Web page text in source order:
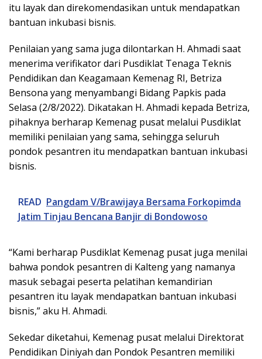
itu layak dan direkomendasikan untuk mendapatkan
bantuan inkubasi bisnis.
Penilaian yang sama juga dilontarkan H. Ahmadi saat
menerima verifikator dari Pusdiklat Tenaga Teknis
Pendidikan dan Keagamaan Kemenag RI, Betriza
Bensona yang menyambangi Bidang Papkis pada
Selasa (2/8/2022). Dikatakan H. Ahmadi kepada Betriza,
pihaknya berharap Kemenag pusat melalui Pusdiklat
memiliki penilaian yang sama, sehingga seluruh
pondok pesantren itu mendapatkan bantuan inkubasi
bisnis.
READ Pangdam V/Brawijaya Bersama Forkopimda
Jatim Tinjau Bencana Banjir di Bondowoso
“Kami berharap Pusdiklat Kemenag pusat juga menilai
bahwa pondok pesantren di Kalteng yang namanya
masuk sebagai peserta pelatihan kemandirian
pesantren itu layak mendapatkan bantuan inkubasi
bisnis,” aku H. Ahmadi.
Sekedar diketahui, Kemenag pusat melalui Direktorat
Pendidikan Diniyah dan Pondok Pesantren memiliki